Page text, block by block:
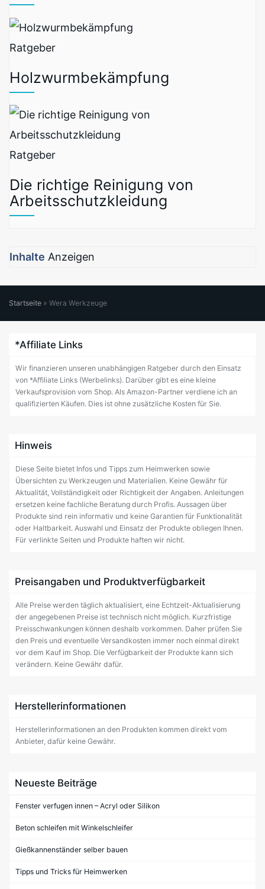
Ratgeber
Holzwurmbekämpfung
Ratgeber
Die richtige Reinigung von
Arbeitsschutzkleidung
Inhalte Anzeigen
Startseite » Wera Werkzeuge
*Affiliate Links
Wir finanzieren unseren unabhängigen Ratgeber durch den Einsatz
von *Affiliate Links (Werbelinks). Darüber gibt es eine kleine
Verkaufsprovision vom Shop. Als Amazon-Partner verdiene ich an
qualifizierten Käufen. Dies ist ohne zusätzliche Kosten für Sie.
Hinweis
Diese Seite bietet Infos und Tipps zum Heimwerken sowie
Übersichten zu Werkzeugen und Materialien. Keine Gewähr für
Aktualität, Vollständigkeit oder Richtigkeit der Angaben. Anleitungen
ersetzen keine fachliche Beratung durch Profis. Aussagen über
Produkte sind rein informativ und keine Garantien für Funktionalität
oder Haltbarkeit. Auswahl und Einsatz der Produkte obliegen Ihnen.
Für verlinkte Seiten und Produkte haften wir nicht.
Preisangaben und Produktverfügbarkeit
Alle Preise werden täglich aktualisiert, eine Echtzeit-Aktualisierung
der angegebenen Preise ist technisch nicht möglich. Kurzfristige
Preisschwankungen können deshalb vorkommen. Daher prüfen Sie
den Preis und eventuelle Versandkosten immer noch einmal direkt
vor dem Kauf im Shop. Die Verfügbarkeit der Produkte kann sich
verändern. Keine Gewähr dafür.
Herstellerinformationen
Herstellerinformationen an den Produkten kommen direkt vom
Anbieter, dafür keine Gewähr.
Neueste Beiträge
Fenster verfugen innen – Acryl oder Silikon
Beton schleifen mit Winkelschleifer
Gießkannenständer selber bauen
Tipps und Tricks für Heimwerken